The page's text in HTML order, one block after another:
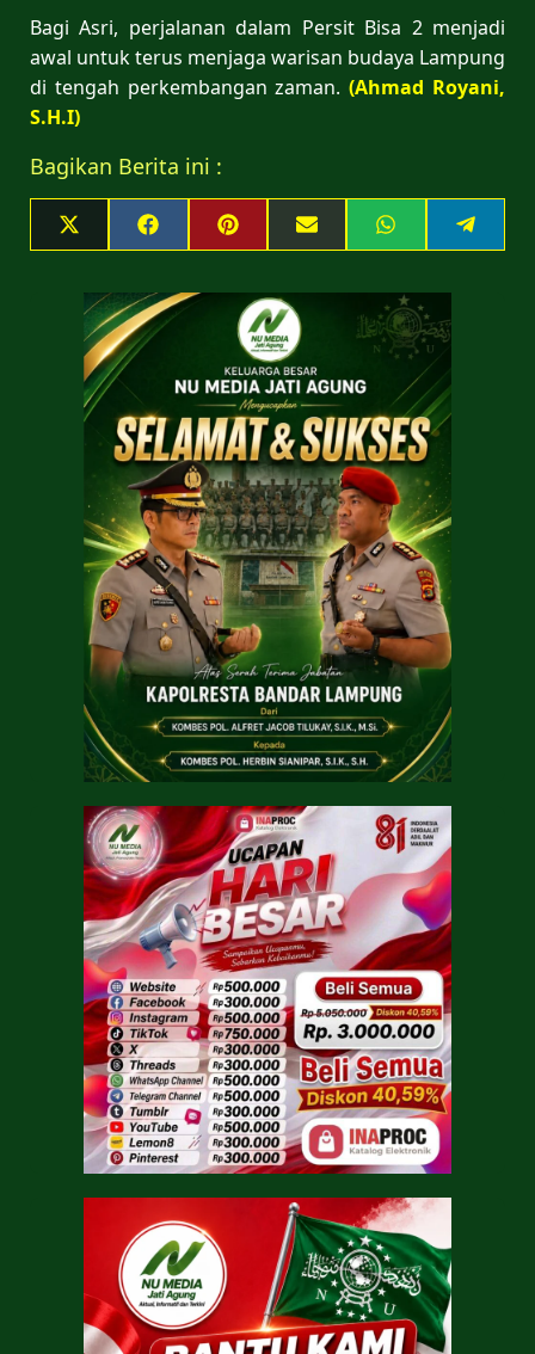
Bagi Asri, perjalanan dalam Persit Bisa 2 menjadi
awal untuk terus menjaga warisan budaya Lampung
di tengah perkembangan zaman.(Ahmad Royani,
S.H.I)
Bagikan Berita ini :